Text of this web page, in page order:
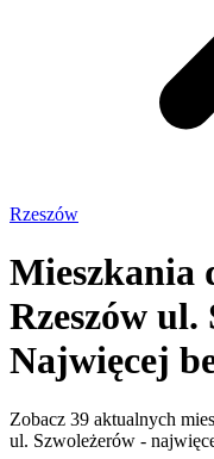
Rzeszów
Mieszkania
Rzeszów ul.
Najwięcej
Zobacz 39 aktualnych
ul. Szwoleżerów -